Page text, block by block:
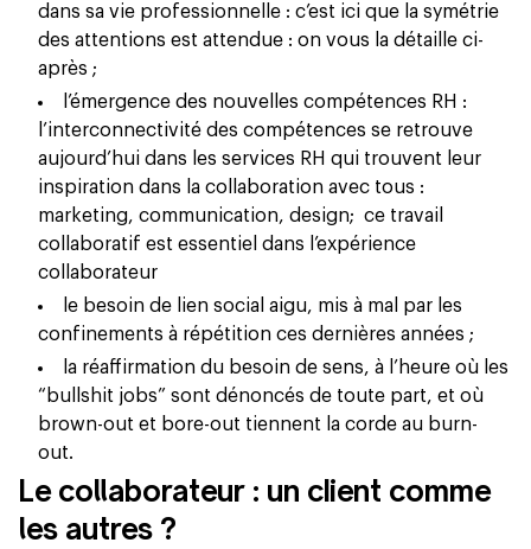
dans sa vie professionnelle : c’est ici que la symétrie
des attentions est attendue : on vous la détaille ci-
après ;
l’émergence des nouvelles compétences RH :
l’interconnectivité des compétences se retrouve
aujourd’hui dans les services RH qui trouvent leur
inspiration dans la collaboration avec tous :
marketing, communication, design; ce travail
collaboratif est essentiel dans l’expérience
collaborateur
le besoin de lien social aigu, mis à mal par les
confinements à répétition ces dernières années ;
la réaffirmation du besoin de sens, à l’heure où les
“bullshit jobs” sont dénoncés de toute part, et où
brown-out et bore-out tiennent la corde au burn-
out.
Le collaborateur : un client comme
les autres ?